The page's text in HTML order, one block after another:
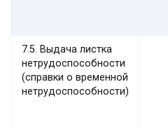
7.5. Выдача листка
нетрудоспособности
(справки о временной
нетрудоспособности)